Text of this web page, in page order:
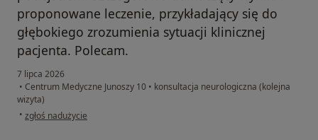
proponowane leczenie, przykładający się do
głębokiego zrozumienia sytuacji klinicznej
pacjenta. Polecam.
7 lipca 2026
• Centrum Medyczne Junoszy 10 • konsultacja neurologiczna (kolejna
wizyta)
• w opinii użytkownika TS
zgłoś nadużycie